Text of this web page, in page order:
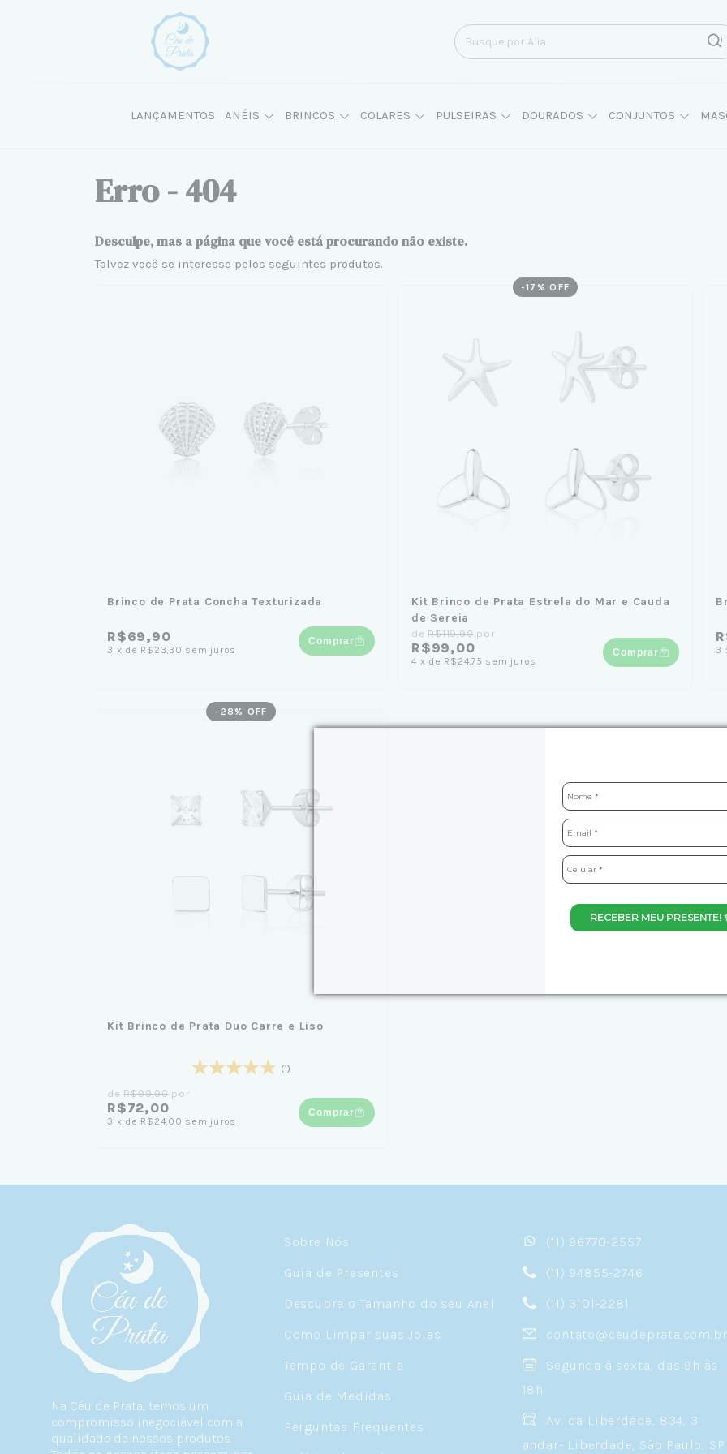
RECEBER MEU PRESENTE!
LANÇAMENTOS ANÉIS BRINCOS COLARES PULSEIRAS DOURADOS CONJUNTOS
Erro - 404
Desculpe, mas a página que você está procurando não existe.
Talvez você se interesse pelos seguintes produtos.
Brinco de Prata Concha Texturizada
R$69,90
3 x de R$23,30 sem juros
Comprar
-17 % OFF
Kit Brinco de Prata Estrela do Mar e Cauda
de Sereia
deR$119,90 por
R$99,00
4 x de R$24,75 sem juros
Comprar 3
- 28 % OFF
Kit Brinco de Prata Duo Carre e Liso
(1)
deR$99,90por
R$72,00
3 x de R$24,00 sem juros
Comprar
Na Céu de Prata, temos um
compromisso inegociável com a
qualidade de nossos produtos.
Sobre Nós
Guia de Presentes
Descubra o Tamanho do seu Anel
Como Limpar suas Joias
Tempo de Garantia
Guia de Medidas
Perguntas Frequentes
(11) 96770-2557
(11) 94855-2746
(11) 3101-2281
contato@ceudeprata.com.br
Segunda à sexta, das 9h às
18h
Av. da Liberdade, 834, 3
andar- Liberdade, São Paulo, SP